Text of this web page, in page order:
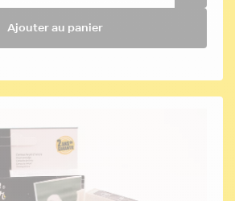
Ajouter au panier